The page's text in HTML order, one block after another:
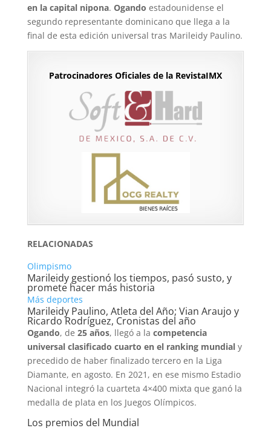
en la capital nipona. Ogando estadounidense el
segundo representante dominicano que llega a la
final de esta edición universal tras Marileidy Paulino.
Patrocinadores Oficiales de la RevistaIMX
RELACIONADAS
Olimpismo
Marileidy gestionó los tiempos, pasó susto, y
promete hacer más historia
Más deportes
Marileidy Paulino, Atleta del Año; Vian Araujo y
Ricardo Rodríguez, Cronistas del año
Ogando, de 25 años, llegó a la competencia
universal clasificado cuarto en el ranking mundialy
precedido de haber finalizado tercero en la Liga
Diamante, en agosto. En 2021, en ese mismo Estadio
Nacional integró la cuarteta 4×400 mixta que ganó la
medalla de plata en los Juegos Olímpicos.
Los premios del Mundial